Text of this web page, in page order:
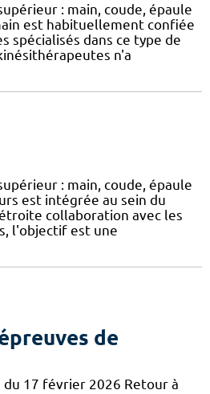
: main, coude, épaule
est habituellement confiée
spécialisés dans ce type de
n'a
: main, coude, épaule
est intégrée au sein du
collaboration avec les
l'objectif est une
de
17 février 2026 Retour à